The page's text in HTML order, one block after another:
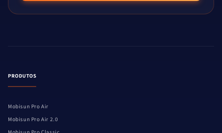
PRODUTOS
Mobisun Pro Air
Mobisun Pro Air 2.0